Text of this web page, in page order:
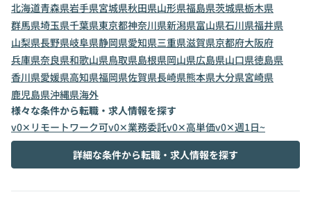
北海道青森県岩手県宮城県秋田県山形県福島県茨城県栃木県
群馬県埼玉県千葉県東京都神奈川県新潟県富山県石川県福井県
山梨県長野県岐阜県静岡県愛知県三重県滋賀県京都府大阪府
兵庫県奈良県和歌山県鳥取県島根県岡山県広島県山口県徳島県
香川県愛媛県高知県福岡県佐賀県長崎県熊本県大分県宮崎県
鹿児島県沖縄県海外
様々な条件から転職・求人情報を探す
v0✕リモートワーク可v0✕業務委託v0✕高単価v0✕週1日~
詳細な条件から転職・求人情報を探す